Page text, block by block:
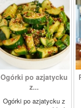
Ogórki po azjatycku
z...
Ogórki po azjatycku z